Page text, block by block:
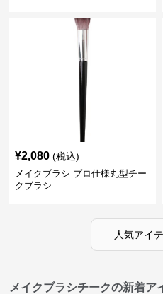
¥2,080 (税込)
メイクブラシ プロ仕様丸型チー
クブラシ
人気アイ
メイクブラシチークの新着ア